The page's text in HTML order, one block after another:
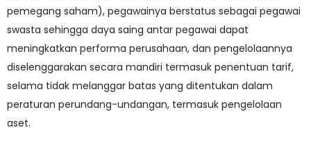
pemegang saham), pegawainya berstatus sebagai pegawai
swasta sehingga daya saing antar pegawai dapat
meningkatkan performa perusahaan, dan pengelolaannya
diselenggarakan secara mandiri termasuk penentuan tarif,
selama tidak melanggar batas yang ditentukan dalam
peraturan perundang-undangan, termasuk pengelolaan
aset.